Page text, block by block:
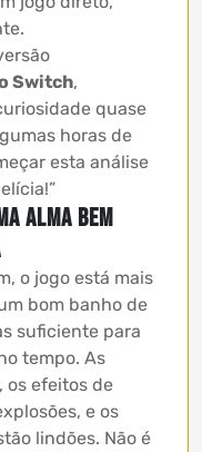
Switch,
quase
horas de
esta análise
alma bem
o jogo está mais
bom banho de
suficiente para
tempo. As
os efeitos de
e os
lindões. Não é